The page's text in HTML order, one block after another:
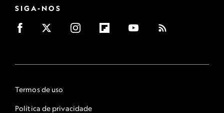
SIGA-NOS
Termos de uso
Política de privacidade